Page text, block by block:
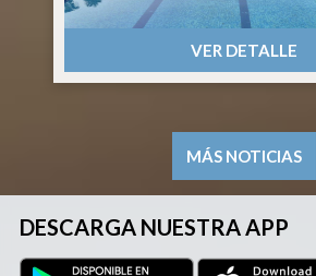
Por el contrario la Piscina de
una instalación de temporada
durante el mes de agosto.
VER DETALLE
MÁS NOTICIAS
DESCARGA NUESTRA APP